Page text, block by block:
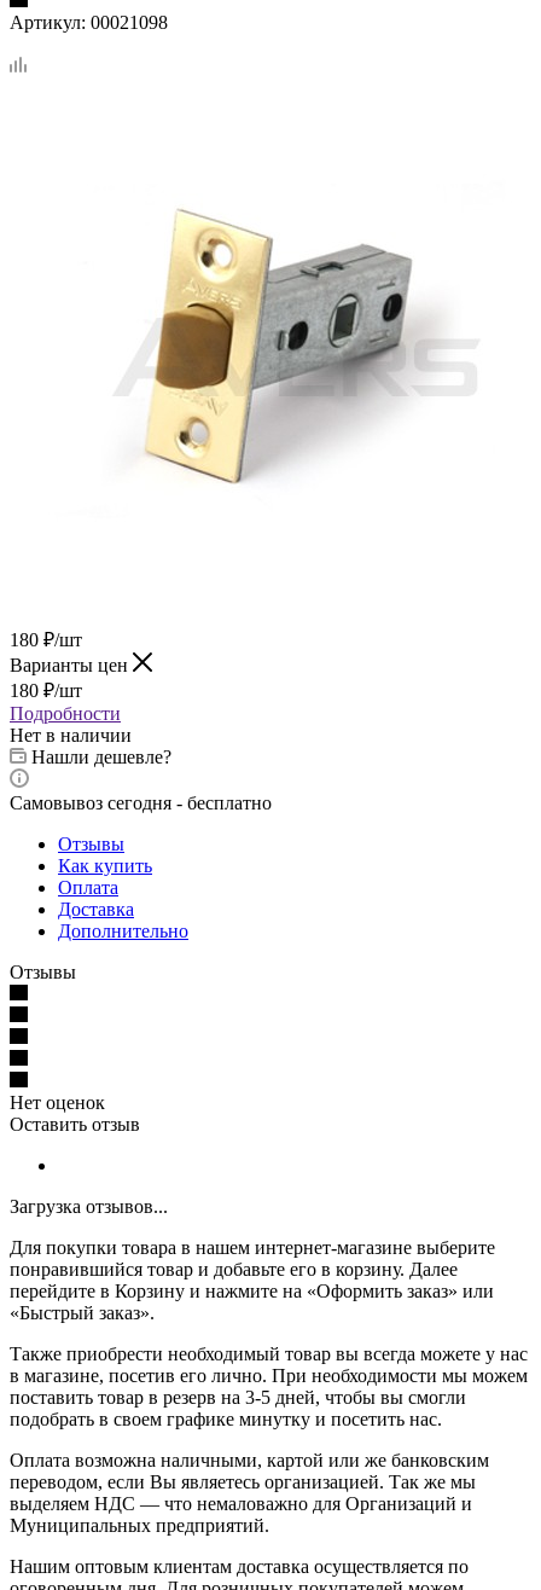
Артикул: 00021098
180 ₽/шт
Варианты цен
180 ₽/шт
Подробности
Нет в наличии
Нашли дешевле?
Самовывоз сегодня - бесплатно
Отзывы
Как купить
Оплата
Доставка
Дополнительно
Отзывы
Нет оценок
Оставить отзыв
Загрузка отзывов...
Для покупки товара в нашем интернет-магазине выберите
понравившийся товар и добавьте его в корзину. Далее
перейдите в Корзину и нажмите на «Оформить заказ» или
«Быстрый заказ».
Также приобрести необходимый товар вы всегда можете у нас
в магазине, посетив его лично. При необходимости мы можем
поставить товар в резерв на 3-5 дней, чтобы вы смогли
подобрать в своем графике минутку и посетить нас.
Оплата возможна наличными, картой или же банковским
переводом, если Вы являетесь организацией. Так же мы
выделяем НДС — что немаловажно для Организаций и
Муниципальных предприятий.
Нашим оптовым клиентам доставка осуществляется по